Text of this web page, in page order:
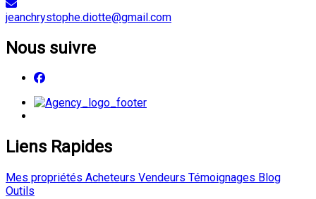
jeanchrystophe.diotte@gmail.com
Nous suivre
Liens Rapides
Mes propriétés Acheteurs Vendeurs Témoignages Blog
Outils